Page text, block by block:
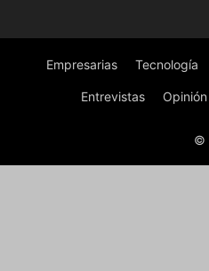
Empresarias Tecnología
Entrevistas Opinión
©